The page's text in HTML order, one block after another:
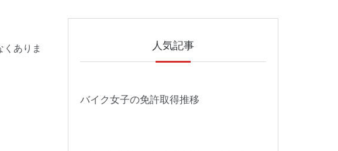
ありま
人気記事
バイク女子の免許取得推移